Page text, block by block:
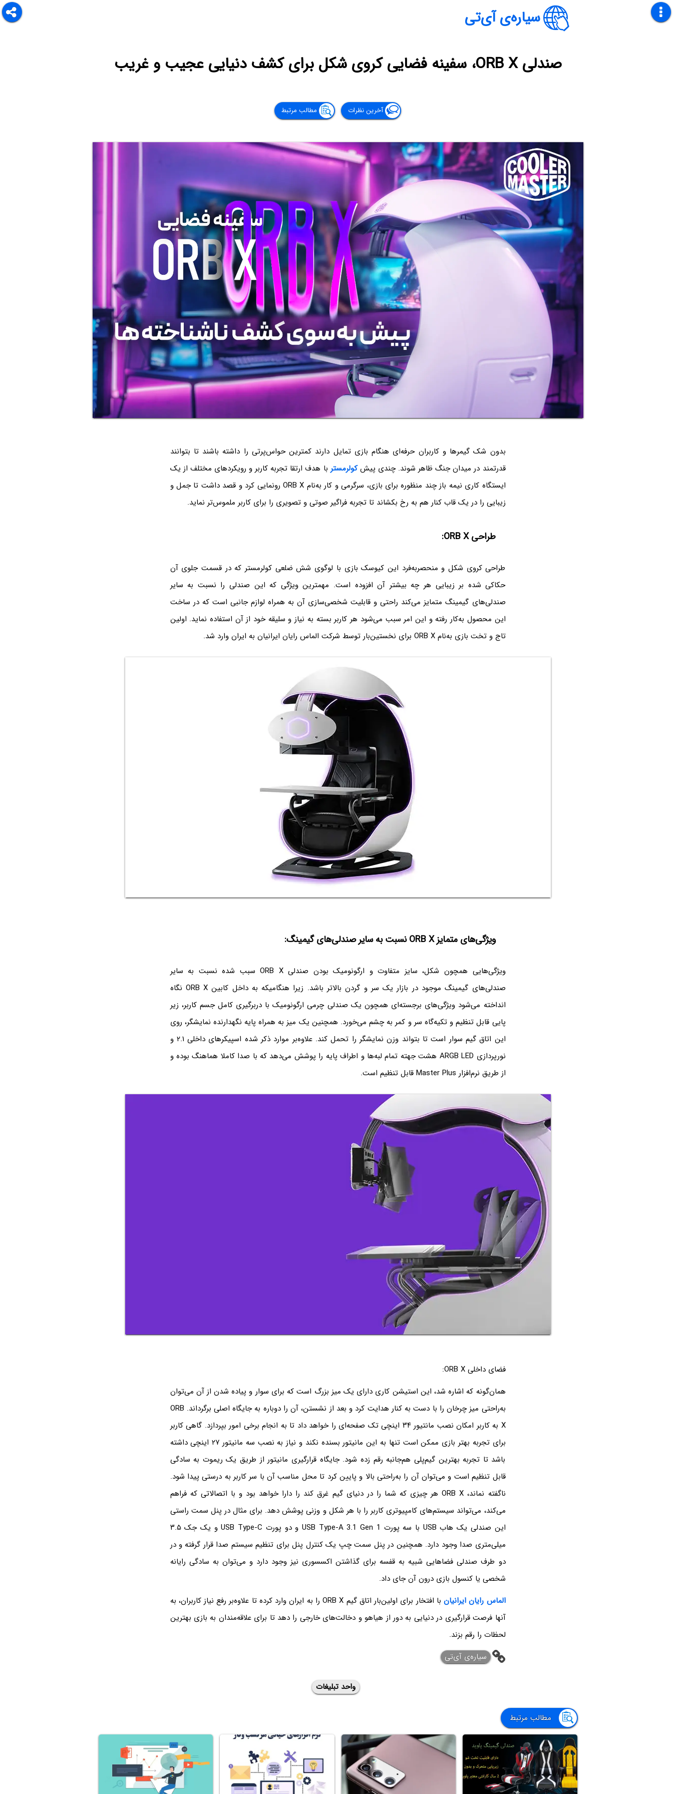
سیاره‌ی آی‌تی
صندلی ORB X، سفینه فضایی کروی شکل برای کشف دنیایی عجیب و غریب
آخرین نظرات مطالب مرتبط
بدون شک گیمرها و کاربران حرفه‌ای هنگام بازی تمایل دارند کمترین حواس‌پرتی را داشته باشند تا بتوانند
قدرتمند در میدان جنگ ظاهر شوند. چندی پیشکولرمستر با هدف ارتقا تجربه کاربر و رویکردهای مختلف از یک
ایستگاه کاری نیمه باز چند منظوره برای بازی، سرگرمی و کار به‌نام ORB X رونمایی کرد و قصد داشت تا جمل و
زیبایی را در یک قاب کنار هم به رخ بکشاند تا تجربه فراگیر صوتی و تصویری را برای کاربر ملموس‌تر نماید.
طراحی ORB X:
طراحی کروی شکل و منحصربه‌فرد این کیوسک بازی با لوگوی شش ضلعی کولرمستر که در قسمت جلوی آن
حکاکی شده بر زیبایی هر چه بیشتر آن افزوده است. مهمترین ویژگی که این صندلی را نسبت به سایر
صندلی‌های گیمینگ متمایز می‌کند راحتی و قابلیت شخصی‌سازی آن به همراه لوازم جانبی است که در ساخت
این محصول به‌کار رفته و این امر سبب می‌شود هر کاربر بسته به نیاز و سلیقه خود از آن استفاده نماید. اولین
تاج و تخت بازی به‌نام ORB X برای نخستین‌بار توسط شرکت الماس رایان ایرانیان به ایران وارد شد.
ویژگی‌های متمایز ORB X نسبت به سایر صندلی‌های گیمینگ:
ویژگی‌هایی همچون شکل، سایز متفاوت و ارگونومیک بودن صندلی ORB X سبب شده نسبت به سایر
صندلی‌های گیمینگ موجود در بازار یک سر و گردن بالاتر باشد. زیرا هنگامیکه به داخل کابین ORB X نگاه
انداخته می‌شود ویژگی‌های برجسته‌ای همچون یک صندلی چرمی ارگونومیک با دربرگیری کامل جسم کاربر، زیر
پایی قابل تنظیم و تکیه‌گاه سر و کمر به چشم می‌خورد. همچنین یک میز به همراه پایه نگهدارنده نمایشگر، روی
این اتاق گیم سوار است تا بتواند وزن نمایشگر را تحمل کند. علاوه‌بر موارد ذکر شده اسپیکرهای داخلی ۲.۱ و
نورپردازی ARGB LED هشت جهته تمام لبه‌ها و اطراف پایه را پوشش می‌دهد که با صدا کاملا هماهنگ بوده و
از طریق نرم‌افزار Master Plus قابل تنظیم است.
فضای داخلی ORB X:
همان‌گونه که اشاره شد، این استیشن کاری دارای یک میز بزرگ است که برای سوار و پیاده شدن از آن می‌توان
به‌راحتی میز چرخان را با دست به کنار هدایت کرد و بعد از نشستن، آن را دوباره به جایگاه اصلی برگرداند. ORB
X به کاربر امکان نصب مانتیور ۳۴ اینچی تک صفحه‌ای را خواهد داد تا به انجام برخی امور بپردازد. گاهی کاربر
برای تجربه بهتر بازی ممکن است تنها به این مانیتور بسنده نکند و نیاز به نصب سه مانیتور ۲۷ اینچی داشته
باشد تا تجربه بهترین گیم‌پلی هم‌جانبه رقم زده شود. جایگاه قرارگیری مانیتور از طریق یک ریموت به سادگی
قابل تنظیم است و می‌توان آن را به‌راحتی بالا و پایین کرد تا محل مناسب آن با سر کاربر به درستی پیدا شود.
ناگفته نماند، ORB X هر چیزی که شما را در دنیای گیم غرق کند را دارا خواهد بود و با اتصالاتی که فراهم
می‌کند، می‌تواند سیستم‌های کامپیوتری کاربر را با هر شکل و وزنی پوشش دهد. برای مثال در پنل سمت راستی
این صندلی یک هاب USB با سه پورت USB Type-A 3.1 Gen 1 و دو پورت USB Type-C و یک جک ۳.۵
میلی‌متری صدا وجود دارد. همچنین در پنل سمت چپ یک کنترل پنل برای تنظیم سیستم صدا قرار گرفته و در
دو طرف صندلی فضاهایی شبیه به قفسه برای گذاشتن اکسسوری نیز وجود دارد و می‌توان به سادگی رایانه
شخصی یا کنسول بازی درون آن جای داد.
الماس رایان ایرانیان
با افتخار برای اولین‌بار اتاق گیم ORB X را به ایران وارد کرده تا علاوه‌بر رفع نیاز کاربران، به
آنها فرصت قرارگیری در دنیایی به دور از هیاهو و دخالت‌های خارجی را دهد تا برای علاقه‌مندان به بازی بهترین
لحظات را رقم بزند.
‌سیاره‌ی آی‌تی
واحد تبلیغات
مطالب مرتبط